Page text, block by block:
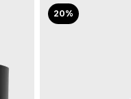
20%